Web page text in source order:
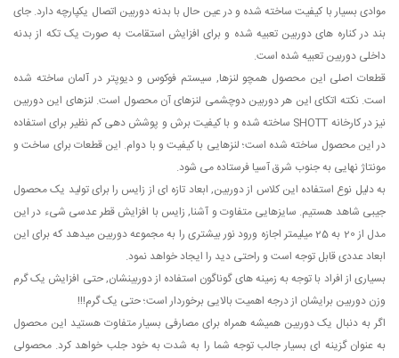
موادی بسیار با کیفیت ساخته شده و در عین حال با بدنه دوربین اتصال یکپارچه دارد. جای
بند در کناره های دوربین تعبیه شده و برای افزایش استقامت به صورت یک تکه از بدنه
داخلی دوربین تعبیه شده است.
قطعات اصلی این محصول همچو لنزها, سیستم فوکوس و دیوپتر در آلمان ساخته شده
است. نکته اتکای این هر دوربین دوچشمی لنزهای آن محصول است. لنزهای این دوربین
نیز در کارخانه SHOTT ساخته شده و با کیفیت برش و پوشش دهی کم نظیر برای استفاده
در این محصول ساخته شده است؛ لنزهایی با کیفیت و با دوام. این قطعات برای ساخت و
مونتاژ نهایی به جنوب شرق آسیا فرستاده می شود.
به دلیل نوع استفاده این کلاس از دوربین, ابعاد تازه ای از زایس را برای تولید یک محصول
جیبی شاهد هستیم. سایزهایی متفاوت و آشنا, زایس با افزایش قطر عدسی شیء در این
مدل از 20 به 25 میلیمتر اجازه ورود نور بیشتری را به مجموعه دوربین میدهد که برای این
ابعاد عددی قابل توجه است و راحتی دید را ایجاد خواهد نمود.
بسیاری از افراد با توجه به زمینه های گوناگون استفاده از دوربینشان, حتی افزایش یک گرم
وزن دوربین برایشان از درجه اهمیت بالایی برخوردار است؛ حتی یک گرم!!!
اگر به دنبال یک دوربین همیشه همراه برای مصارفی بسیار متفاوت هستید این محصول
به عنوان گزینه ای بسیار جالب توجه شما را به شدت به خود جلب خواهد کرد. محصولی